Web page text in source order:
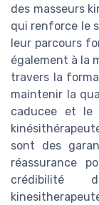
des masseurs
qui renforce le
leur parcours
également à la
travers la
maintenir la
caducee et le
sont des
réassurance
crédibilité